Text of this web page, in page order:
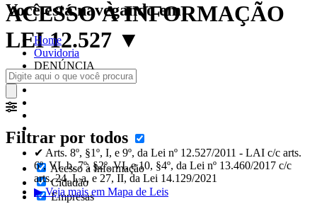
ACESSO À INFORMAÇÃO
LEI 12.527 ▼
Filtrar por todos
Acesso à Informação
Cidadão
Empresas
Você está navegando em:
Home
Ouvidoria
DENÚNCIA
✔ Arts. 8º, §1º, I, e 9º, da Lei nº 12.527/2011 - LAI c/c arts.
6º, VI, b, 7º, §2º, VI, e 10, §4º, da Lei nº 13.460/2017 c/c
arts. 24, I, a, e 27, II, da Lei 14.129/2021
▶ Veja mais em Mapa de Leis